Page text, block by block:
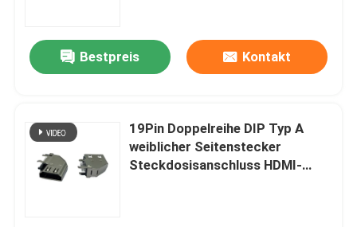
Bestpreis Kontakt
19Pin Doppelreihe DIP Typ A
weiblicher Seitenstecker
Steckdosisanschluss HDMI-